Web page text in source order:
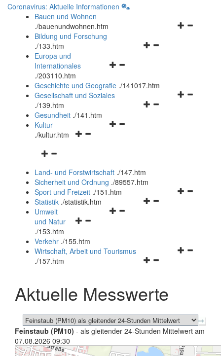
Coronavirus: Aktuelle Informationen
Bauen und Wohnen
./bauenundwohnen.htm
Navigationsmenü
Bildung und Forschung
./133.htm
Navigationsmenü
und
schließen
Europa und
Internationales
./203110.htm
Geschichte und Geografie ./141017.htm
Navigationsmenü
Gesellschaft und Soziales
./139.htm
Navigationsmenü
Gesundheit ./141.htm
Navigationsmenü
Kultur
./kultur.htm
Navigationsmenü
und
schließen
Land- und Forstwirtschaft ./147.htm
Sicherheit und Ordnung ./89557.htm
Navigationsmenü
Sport und Freizeit ./151.htm
Navigationsmenü
Statistik ./statistik.htm
Navigationsmenü
und
schließen
Umwelt
und Natur
./153.htm
Verkehr ./155.htm
Navigationsmenü
schließen
Wirtschaft, Arbeit und Tourismus
./157.htm
Aktuelle Messwerte
Feinstaub (PM10) - als gleitender 24-Stunden Mittelwert am
07.08.2026 09:30